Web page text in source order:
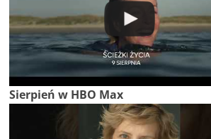
Sierpień w HBO Max